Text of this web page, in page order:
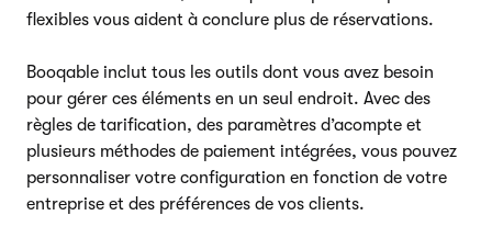
flexibles vous aident à conclure plus de réservations.
Booqable inclut tous les outils dont vous avez besoin
pour gérer ces éléments en un seul endroit. Avec des
règles de tarification, des paramètres d’acompte et
plusieurs méthodes de paiement intégrées, vous pouvez
personnaliser votre configuration en fonction de votre
entreprise et des préférences de vos clients.